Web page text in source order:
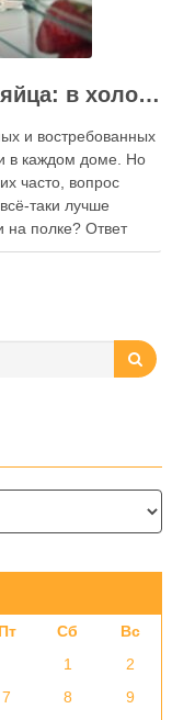
Как правильно хранить яйца: в холодильнике или на полке?
и востребованных
в каждом доме. Но
часто, вопрос
таки лучше
на полке? Ответ
температуру
Пт Сб
Вс
1
2
7 8
9